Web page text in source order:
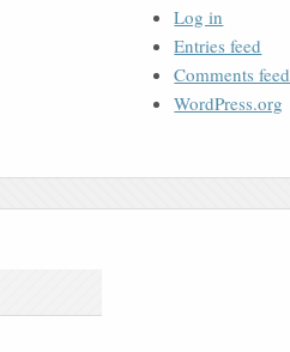
Log in
Entries feed
Comments feed
WordPress.org